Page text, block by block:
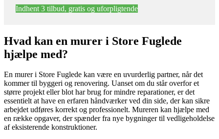
Indhent 3 tilbud, gratis og uforpligtende
Hvad kan en murer i Store Fuglede
hjælpe med?
En murer i Store Fuglede kan være en uvurderlig partner, når det
kommer til byggeri og renovering. Uanset om du står overfor et
større projekt eller blot har brug for mindre reparationer, er det
essentielt at have en erfaren håndværker ved din side, der kan sikre
arbejdet udføres korrekt og professionelt. Mureren kan hjælpe med
en række opgaver, der spænder fra nye bygninger til vedligeholdelse
af eksisterende konstruktioner.